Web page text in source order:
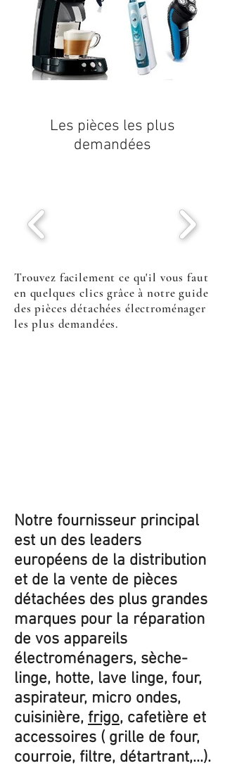
Les pièces les plus
demandées
Trouvez facilement ce qu'il vous faut
en quelques clics grâce à notre guide
des pièces détachées électroménager
les plus demandées.
Notre fournisseur principal
est un des leaders
européens de la distribution
et de la vente de pièces
détachées des plus grandes
marques pour la réparation
de vos appareils
électroménagers, sèche-
linge, hotte, lave linge, four,
aspirateur, micro ondes,
cuisinière, frigo, cafetière et
accessoires ( grille de four,
courroie, filtre, détartrant,...).